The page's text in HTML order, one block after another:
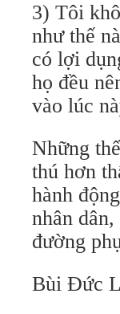
3) Tôi
như thế
có lợi
họ đều
vào lúc
Những
thú hơn
hành
nhân
đường
Bùi Đức